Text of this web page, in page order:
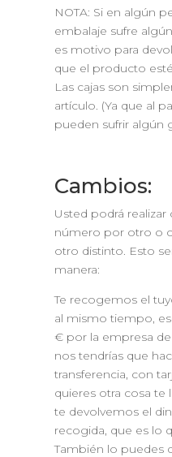
NOTA: Si en algún
embalaje sufre
es motivo para
que el producto
Las cajas son
artículo. (Ya que al
pueden sufrir algún
Cambios:
Usted podrá
número por otro o
otro distinto. Esto
manera:
Te recogemos el
al mismo tiempo,
€ por la empresa
nos tendrías que
transferencia, con
quieres otra cosa te
te devolvemos el
recogida, que es lo
También lo puedes